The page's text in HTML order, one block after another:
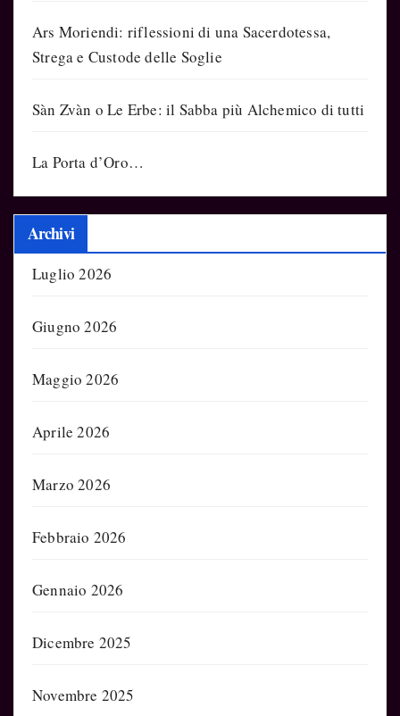
Ars Moriendi: riflessioni di una Sacerdotessa,
Strega e Custode delle Soglie
Sàn Zvàn o Le Erbe: il Sabba più Alchemico di tutti
La Porta d’Oro…
Archivi
Luglio 2026
Giugno 2026
Maggio 2026
Aprile 2026
Marzo 2026
Febbraio 2026
Gennaio 2026
Dicembre 2025
Novembre 2025